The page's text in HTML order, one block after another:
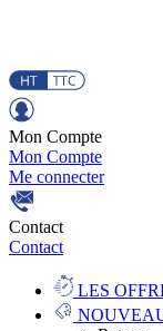
Mon Compte
Mon Compte
Me connecter
Contact
Contact
LES